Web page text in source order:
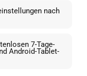
nach
7-Tage-
Android-Tablet-